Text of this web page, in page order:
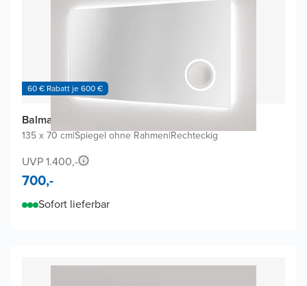
60 € Rabatt je 600 €
Balmani Giro Badspiegel
135 x 70 cm|Spiegel ohne Rahmen|Rechteckig
UVP 1.400,-
700,-
Sofort lieferbar